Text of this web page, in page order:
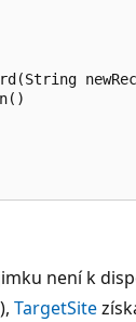
není k
TargetSite